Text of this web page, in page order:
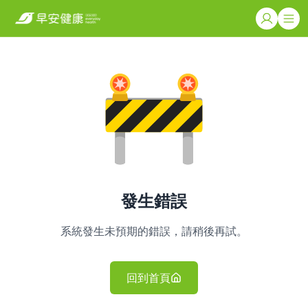
發生錯誤
系統發生未預期的錯誤，請稍後再試。
回到首頁